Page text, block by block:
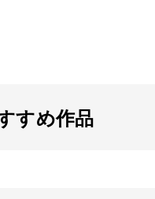
すめ作品